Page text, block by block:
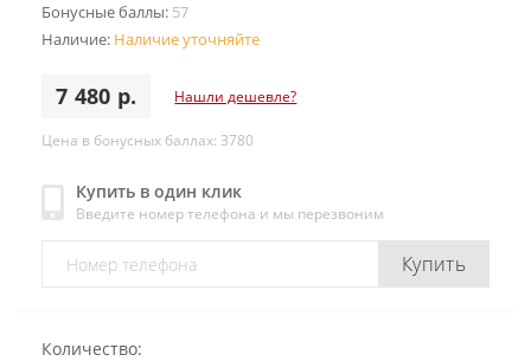
Бонусные баллы: 57
Наличие: Наличие уточняйте
7 480 р. Нашли дешевле?
Цена в бонусных баллах: 3780
Купить в один клик
Введите номер телефона и мы перезвоним
Купить
Количество: